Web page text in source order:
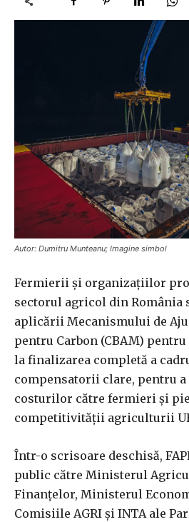
Autor: Dumitru Munteanu; Imagine simbol
Fermierii şi organizaţiilor
sectorul agricol din România
aplicării Mecanismului de
pentru Carbon (CBAM)
la finalizarea completă a
compensatorii clare, pentru
costurilor către fermieri şi
competitivităţii agriculturii
Într-o scrisoare deschisă,
public către Ministerul
Finanţelor, Ministerul
Comisiile AGRI şi INTA ale